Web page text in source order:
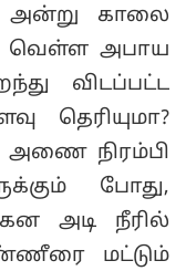
அன்று காலை
வெள்ள அபாய
விடப்பட்ட
தெரியுமா?
அணை நிரம்பி
போது,
அடி நீரில்
மட்டும்